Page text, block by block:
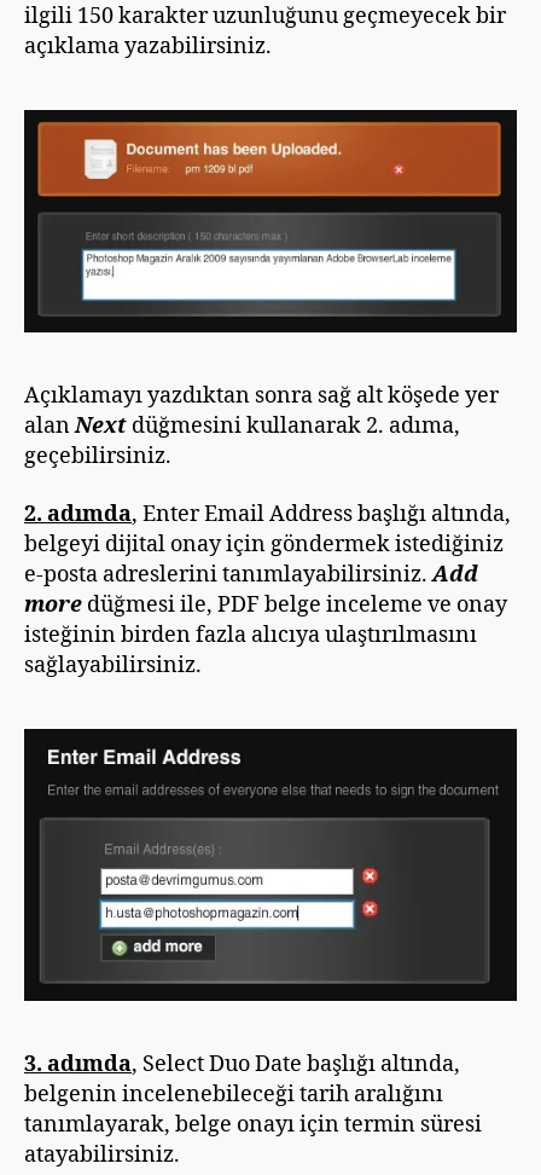
ilgili 150 karakter uzunluğunu geçmeyecek bir
açıklama yazabilirsiniz.
Açıklamayı yazdıktan sonra sağ alt köşede yer
alanNext düğmesini kullanarak 2. adıma,
geçebilirsiniz.
2. adımda, Enter Email Address başlığı altında,
belgeyi dijital onay için göndermek istediğiniz
e-posta adreslerini tanımlayabilirsiniz.Add
more düğmesi ile, PDF belge inceleme ve onay
isteğinin birden fazla alıcıya ulaştırılmasını
sağlayabilirsiniz.
3. adımda, Select Duo Date başlığı altında,
belgenin incelenebileceği tarih aralığını
tanımlayarak, belge onayı için termin süresi
atayabilirsiniz.